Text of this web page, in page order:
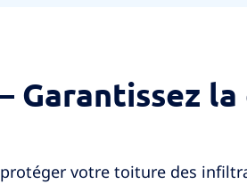
Garantissez
votre toiture des